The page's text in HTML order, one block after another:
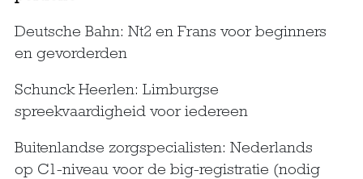
Deutsche Bahn: Nt2 en Frans voor beginners
en gevorderden
Schunck Heerlen: Limburgse
spreekvaardigheid voor iedereen
Buitenlandse zorgspecialisten: Nederlands
op C1-niveau voor de big-registratie (nodig